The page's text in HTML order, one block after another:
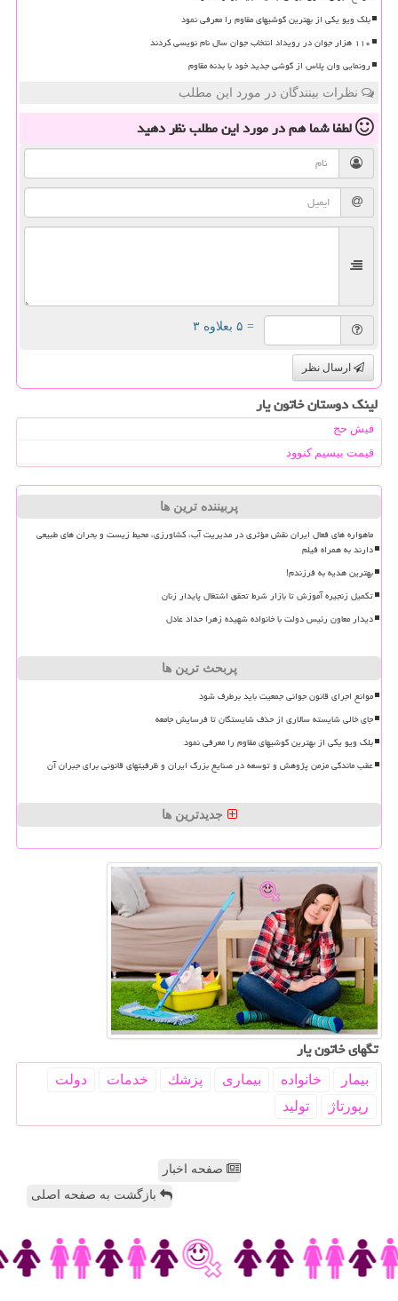
بلک ویو یکی از بهترین گوشیهای مقاوم را معرفی نمود
۱۱۰ هزار جوان در رویداد انتخاب جوان سال نام نویسی کردند
رونمایی وان پلاس از گوشی جدید خود با بدنه مقاوم
نظرات بینندگان در مورد این مطلب
لطفا شما همدر مورد این مطلبنظر دهید
= ۵ بعلاوه ۳
ارسال نظر
لینک دوستان خاتون یار
فیش حج
قیمت بیسیم کنوود
پربیننده ترین ها
ماهواره های فعال ایران نقش مؤثری در مدیریت آب، کشاورزی، محیط زیست و بحران های طبیعی
دارند به همراه فیلم
بهترین هدیه به فرزندم!
تکمیل زنجیره آموزش تا بازار شرط تحقق اشتغال پایدار زنان
دیدار معاون رئیس دولت با خانواده شهیده زهرا حداد عادل
پربحث ترین ها
موانع اجرای قانون جوانی جمعیت باید برطرف شود
جای خالی شایسته سالاری از حذف شایستگان تا فرسایش جامعه
بلک ویو یکی از بهترین گوشیهای مقاوم را معرفی نمود
عقب ماندگی مزمن پژوهش و توسعه در صنایع بزرگ ایران و ظرفیتهای قانونی برای جبران آن
جدیدترین ها
تگهای خاتون یار
بیمار خانواده بیماری پزشك خدمات
دولت
رپورتاژ
تولید
صفحه اخبار
بازگشت به صفحه اصلی